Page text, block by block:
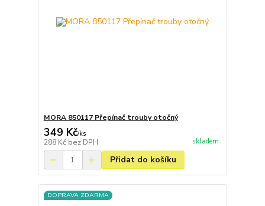
MORA 850117 Přepínač trouby otočný
349 Kč/ks
288 Kč bez DPH skladem
Přidat do košíku
DOPRAVA ZDARMA